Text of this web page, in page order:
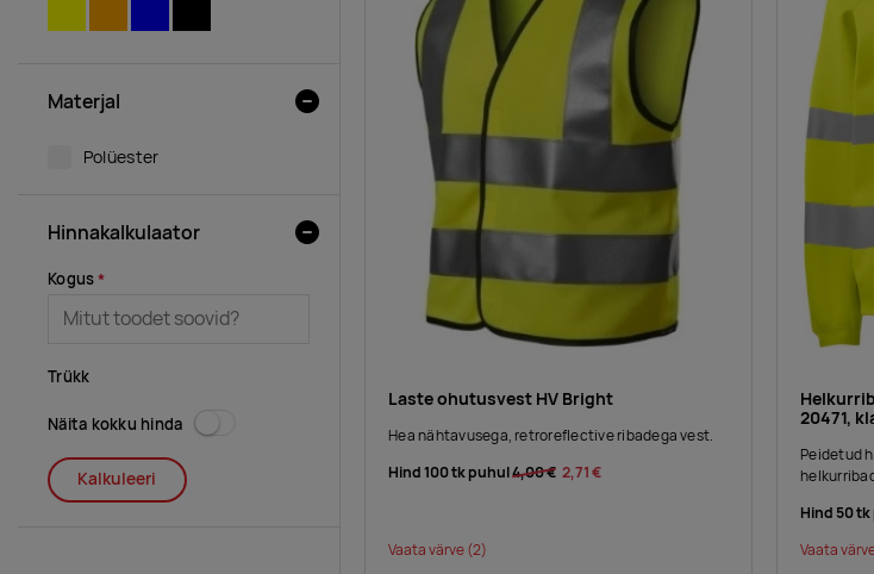
Laste ohutusvest HV Bright
Hea nähtavusega, retroreflective ribadega vest.
Hind 100 tk puhul4,00 € 2,71 €
Vaata värve(2)
20471,
Peidetud
Hind 50
Vaata
Materjal
Polüester
Hinnakalkulaator
Kogus
Trükk
Näita kokku hinda
Kalkuleeri